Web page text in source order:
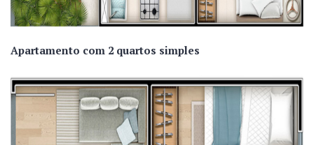
Apartamento com 2 quartos simples